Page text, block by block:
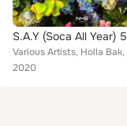
S.A.Y (Soca All Year) 5
2020